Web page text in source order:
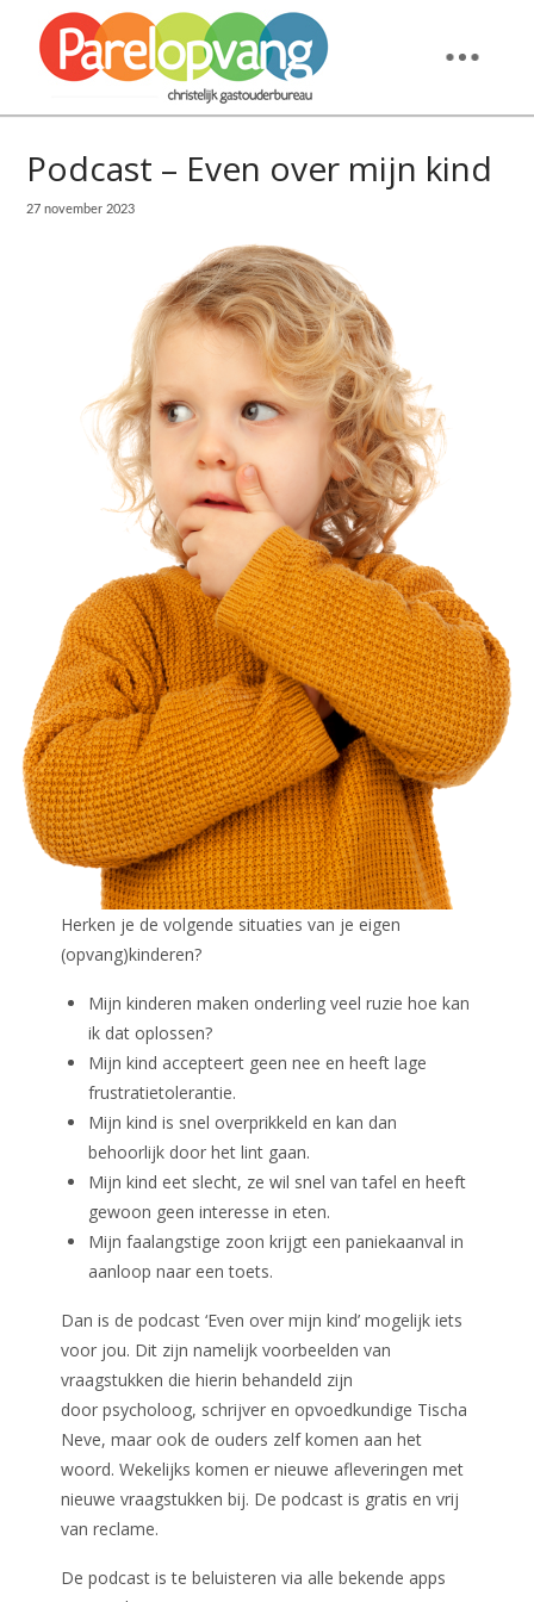
Podcast – Even over mijn kind
27 november 2023
Herken je de volgende situaties van je eigen
(opvang)kinderen?
Mijn kinderen maken onderling veel ruzie hoe kan
ik dat oplossen?
Mijn kind accepteert geen nee en heeft lage
frustratietolerantie.
Mijn kind is snel overprikkeld en kan dan
behoorlijk door het lint gaan.
Mijn kind eet slecht, ze wil snel van tafel en heeft
gewoon geen interesse in eten.
Mijn faalangstige zoon krijgt een paniekaanval in
aanloop naar een toets.
Dan is de podcast ‘Even over mijn kind’ mogelijk iets
voor jou. Dit zijn namelijk voorbeelden van
vraagstukken die hierin behandeld zijn
door psycholoog, schrijver en opvoedkundige Tischa
Neve, maar ook de ouders zelf komen aan het
woord. Wekelijks komen er nieuwe afleveringen met
nieuwe vraagstukken bij. De podcast is gratis en vrij
van reclame.
De podcast is te beluisteren via alle bekende apps